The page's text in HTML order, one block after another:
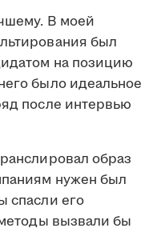
В моей
был
на позицию
было идеальное
после интервью
образ
нужен был
спасли его
вызвали бы